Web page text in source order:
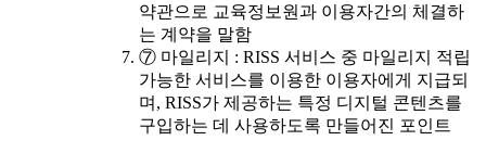
약관으로 교육정보원과 이용자간의 체결하
는 계약을 말함
⑦ 마일리지 : RISS 서비스 중 마일리지 적립
가능한 서비스를 이용한 이용자에게 지급되
며, RISS가 제공하는 특정 디지털 콘텐츠를
구입하는 데 사용하도록 만들어진 포인트